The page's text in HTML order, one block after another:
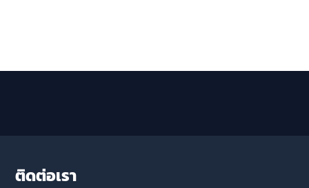
ติดต่อเรา